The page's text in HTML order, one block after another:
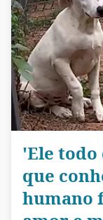
'Ele
que
humano